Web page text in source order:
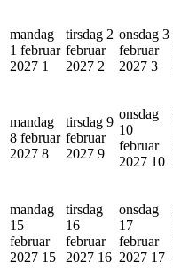
mandag
1 februar
2027 1
tirsdag 2
februar
2027 2
onsdag 3
februar
2027 3
mandag
8 februar
2027 8
tirsdag 9
februar
2027 9
onsdag
10
februar
2027 10
mandag
15
februar
2027 15
tirsdag
16
februar
2027 16
onsdag
17
februar
2027 17